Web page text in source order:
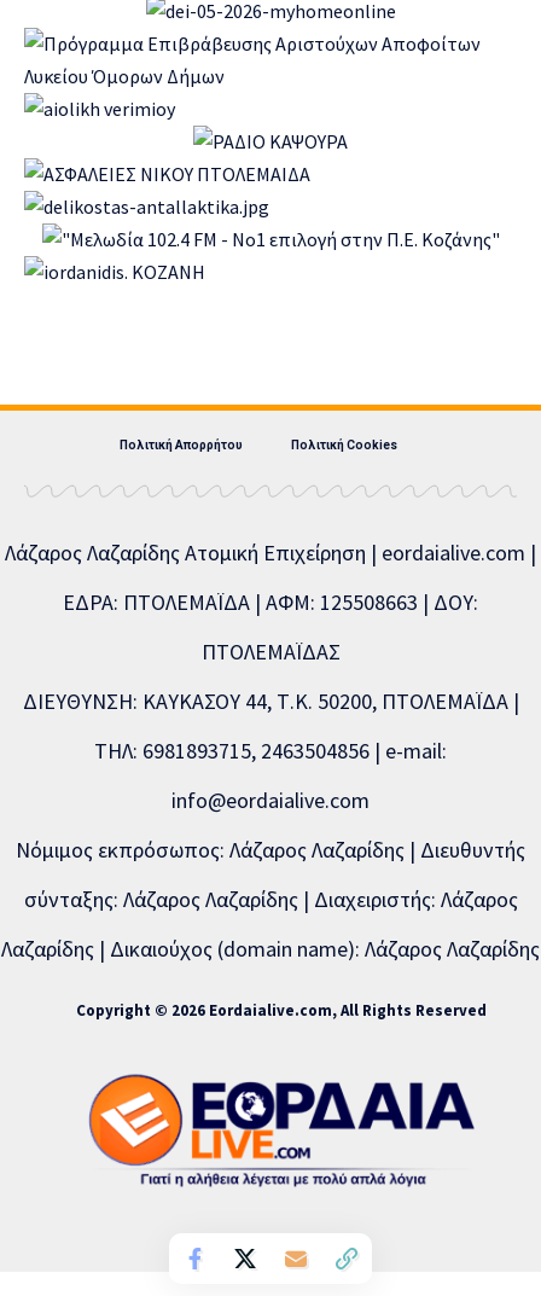
Πολιτική Απορρήτου Πολιτική Cookies
Λάζαρος Λαζαρίδης Ατομική Επιχείρηση | eordaialive.com |
ΕΔΡΑ: ΠΤΟΛΕΜΑΪΔΑ | ΑΦΜ: 125508663 | ΔΟΥ:
ΠΤΟΛΕΜΑΪΔΑΣ
ΔΙΕΥΘΥΝΣΗ: ΚΑΥΚΑΣΟΥ 44, Τ.Κ. 50200, ΠΤΟΛΕΜΑΪΔΑ |
ΤΗΛ: 6981893715, 2463504856 | e-mail:
info@eordaialive.com
Νόμιμος εκπρόσωπος: Λάζαρος Λαζαρίδης | Διευθυντής
σύνταξης: Λάζαρος Λαζαρίδης | Διαχειριστής: Λάζαρος
Λαζαρίδης | Δικαιούχος (domain name): Λάζαρος Λαζαρίδης
Copyright © 2026 Eordaialive.com, All Rights Reserved